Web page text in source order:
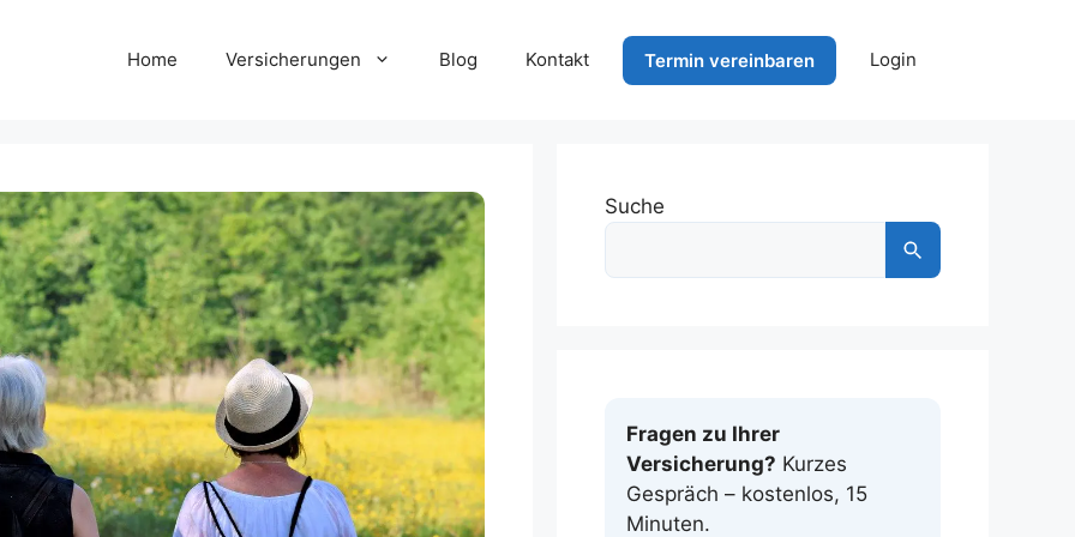
Home Versicherungen Blog Kontakt Termin vereinbaren Login
Suche
Fragen zu Ihrer
Versicherung? Kurzes
Gespräch – kostenlos, 15
Minuten.